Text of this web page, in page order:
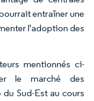
entraîner une
l'adoption des
mentionnés ci-
le marché des
Sud-Est au cours